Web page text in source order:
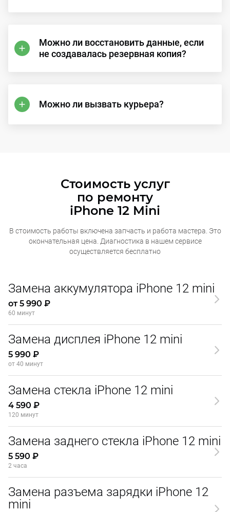
Можно ли восстановить данные, если
не создавалась резервная копия?
Можно ли вызвать курьера?
Стоимость услуг
по ремонту
iPhone 12 Mini
В стоимость работы включена запчасть и работа мастера. Это
окончательная цена. Диагностика в нашем сервисе
осуществляется бесплатно
Замена аккумулятора iPhone 12 mini
от 5 990 ₽
60 минут
Замена дисплея iPhone 12 mini
5 990 ₽
от 40 минут
Замена стекла iPhone 12 mini
4 590 ₽
120 минут
Замена заднего стекла iPhone 12 mini
5 590 ₽
2 часа
Замена разъема зарядки iPhone 12
mini